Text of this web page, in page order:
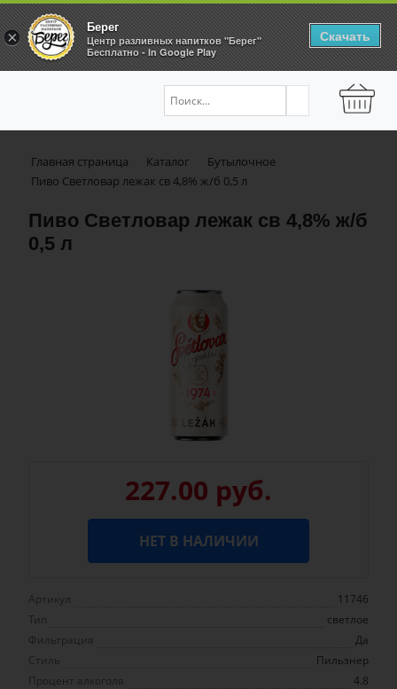
Главная страница Каталог
Бутылочное
Пиво Светловар лежак св 4,8% ж/б 0,5 л
Пиво Светловар лежак св 4,8% ж/б
0,5 л
227.00 руб.
НЕТ В НАЛИЧИИ
Артикул
11746
Тип
светлое
Фильтрация
Да
Стиль
Пильзнер
Процент алкоголя
4.8
×
Берег
Центр разливных напитков "Берег"
Бесплатно - In Google Play
Скачать